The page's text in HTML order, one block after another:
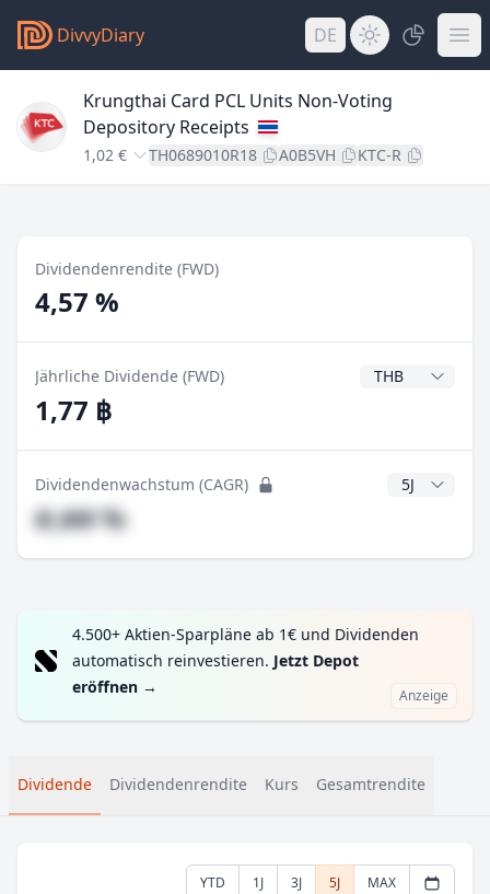
DivvyDiary DE
Krungthai Card PCL Units Non-Voting
Depository Receipts
1,02 € TH0689010R18 A0B5VH KTC-R
Dividendenrendite (FWD)
4,57 %
Jährliche Dividende (FWD)
1,77 ฿
Dividendenwachstum (CAGR) CAGR Jahre
#,## %
4.500+ Aktien-Sparpläne ab 1€ und Dividenden
automatisch reinvestieren. Jetzt Depot
eröffnen → Anzeige
Dividende Dividendenrendite Kurs Gesamtrendite
YTD 1J 3J 5J MAX